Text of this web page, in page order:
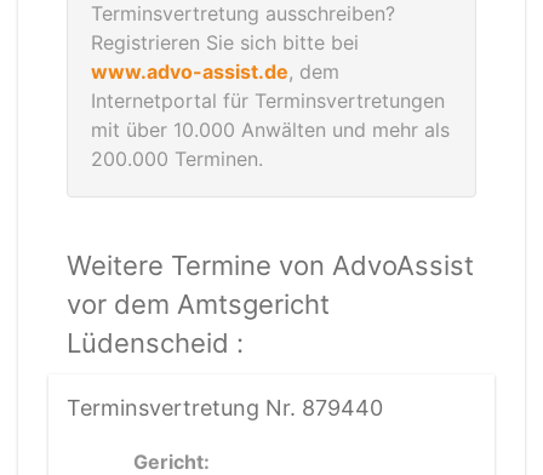
Terminsvertretung ausschreiben?
Registrieren Sie sich bitte bei
www.advo-assist.de, dem
Internetportal für Terminsvertretungen
mit über 10.000 Anwälten und mehr als
200.000 Terminen.
Weitere Termine von AdvoAssist
vor dem Amtsgericht
Lüdenscheid :
Terminsvertretung Nr. 879440
Gericht: